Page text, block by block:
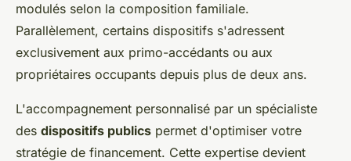
modulés selon la composition familiale.
Parallèlement, certains dispositifs s'adressent
exclusivement aux primo-accédants ou aux
propriétaires occupants depuis plus de deux ans.
L'accompagnement personnalisé par un spécialiste
des dispositifs publics permet d'optimiser votre
stratégie de financement. Cette expertise devient